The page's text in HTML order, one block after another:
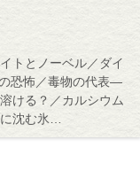
トとノーベル／ダイ
恐怖／毒物の代表―
ける？／カルシウム
沈む氷…